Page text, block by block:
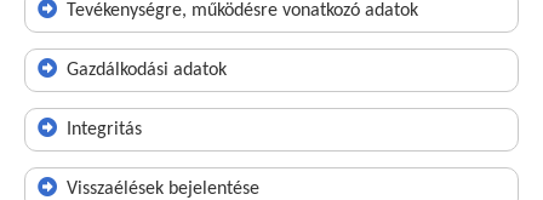
Tevékenységre, működésre vonatkozó adatok
Gazdálkodási adatok
Integritás
Visszaélések bejelentése